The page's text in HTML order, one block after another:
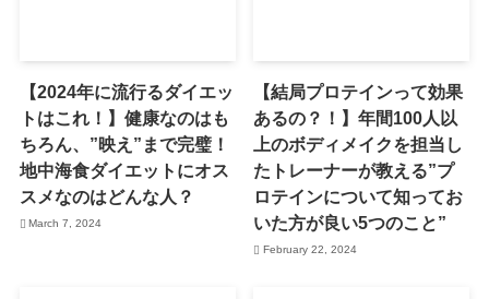
【2024年に流行るダイエッ
トはこれ！】健康なのはも
ちろん、”映え”まで完璧！
地中海食ダイエットにオス
スメなのはどんな人？
March 7, 2024
【結局プロテインって効果
あるの？！】年間100人以
上のボディメイクを担当し
たトレーナーが教える”プ
ロテインについて知ってお
いた方が良い5つのこと”
February 22, 2024